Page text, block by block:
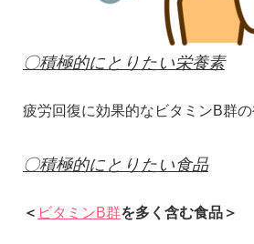
〇積極的にとりたい栄養素
疲労回復に効果的なビタミンB群の
〇積極的にとりたい食品
＜ ビタミンB群を多く含む食品＞